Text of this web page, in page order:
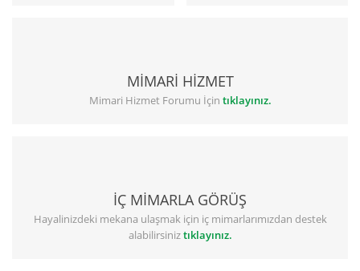
MİMARİ HİZMET
Mimari Hizmet Forumu İçin tıklayınız.
İÇ MİMARLA GÖRÜŞ
Hayalinizdeki mekana ulaşmak için iç mimarlarımızdan destek
alabilirsiniztıklayınız.